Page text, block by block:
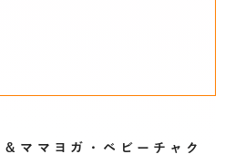
ママヨガ・ベビーチャク